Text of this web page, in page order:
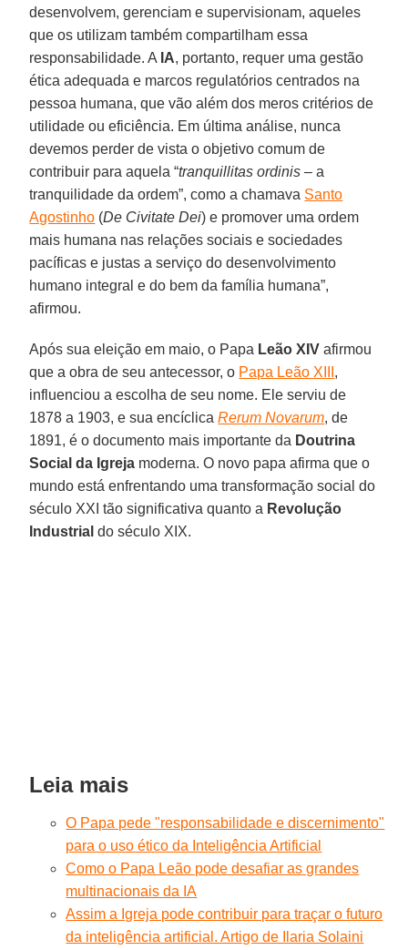
desenvolvem, gerenciam e supervisionam, aqueles
que os utilizam também compartilham essa
responsabilidade. A IA, portanto, requer uma gestão
ética adequada e marcos regulatórios centrados na
pessoa humana, que vão além dos meros critérios de
utilidade ou eficiência. Em última análise, nunca
devemos perder de vista o objetivo comum de
contribuir para aquela “tranquillitas ordinis – a
tranquilidade da ordem”, como a chamava Santo
Agostinho (De Civitate Dei) e promover uma ordem
mais humana nas relações sociais e sociedades
pacíficas e justas a serviço do desenvolvimento
humano integral e do bem da família humana”,
afirmou.
Após sua eleição em maio, o Papa Leão XIV afirmou
que a obra de seu antecessor, o Papa Leão XIII ,
influenciou a escolha de seu nome. Ele serviu de
1878 a 1903, e sua encíclicaRerum Novarum, de
1891, é o documento mais importante da Doutrina
Social da Igreja moderna. O novo papa afirma que o
mundo está enfrentando uma transformação social do
século XXI tão significativa quanto a Revolução
Industrial do século XIX.
Leia mais
O Papa pede "responsabilidade e discernimento"
para o uso ético da Inteligência Artificial
Como o Papa Leão pode desafiar as grandes
multinacionais da IA
Assim a Igreja pode contribuir para traçar o futuro
da inteligência artificial. Artigo de Ilaria Solaini